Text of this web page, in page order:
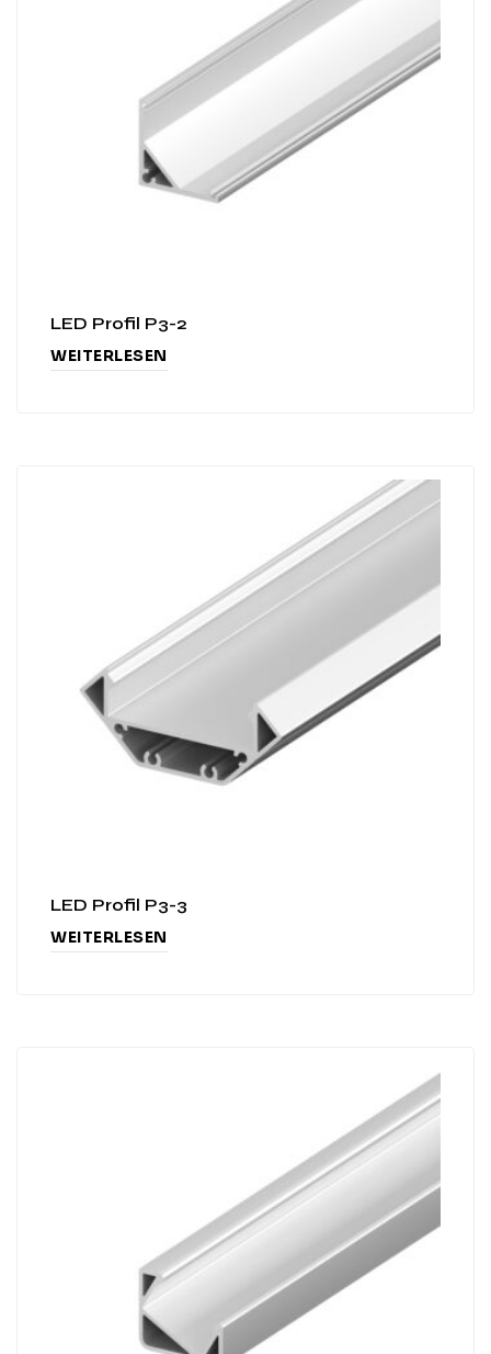
LED Profil P3-2
WEITERLESEN
LED Profil P3-3
WEITERLESEN